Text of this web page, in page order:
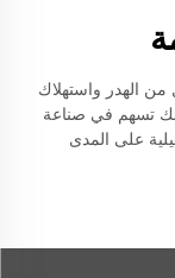
من الهدر واستهلاك
فإنك تسهم في صناعة
على المدى